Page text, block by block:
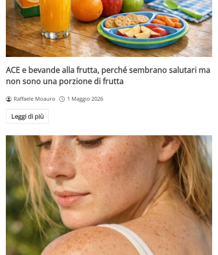
ACE e bevande alla frutta, perché sembrano salutari ma
non sono una porzione di frutta
Raffaele Moauro 1 Maggio 2026
Leggi di più